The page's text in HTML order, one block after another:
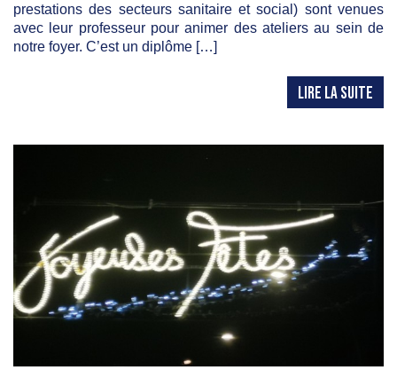
prestations des secteurs sanitaire et social) sont venues
avec leur professeur pour animer des ateliers au sein de
notre foyer. C’est un diplôme […]
LIRE LA SUITE